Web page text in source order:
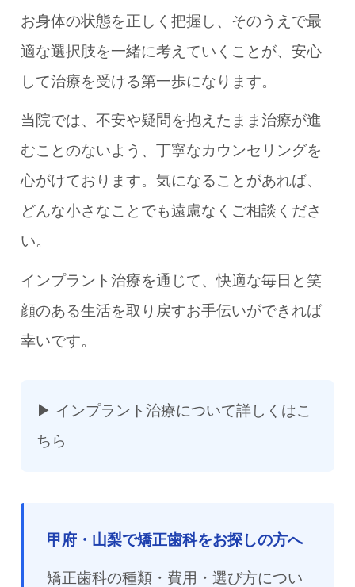
お身体の状態を正しく把握し、そのうえで最
適な選択肢を一緒に考えていくことが、安心
して治療を受ける第一歩になります。
当院では、不安や疑問を抱えたまま治療が進
むことのないよう、丁寧なカウンセリングを
心がけております。気になることがあれば、
どんな小さなことでも遠慮なくご相談くださ
い。
インプラント治療を通じて、快適な毎日と笑
顔のある生活を取り戻すお手伝いができれば
幸いです。
▶ インプラント治療について詳しくはこ
ちら
甲府・山梨で矯正歯科をお探しの方へ
矯正歯科の種類・費用・選び方につい